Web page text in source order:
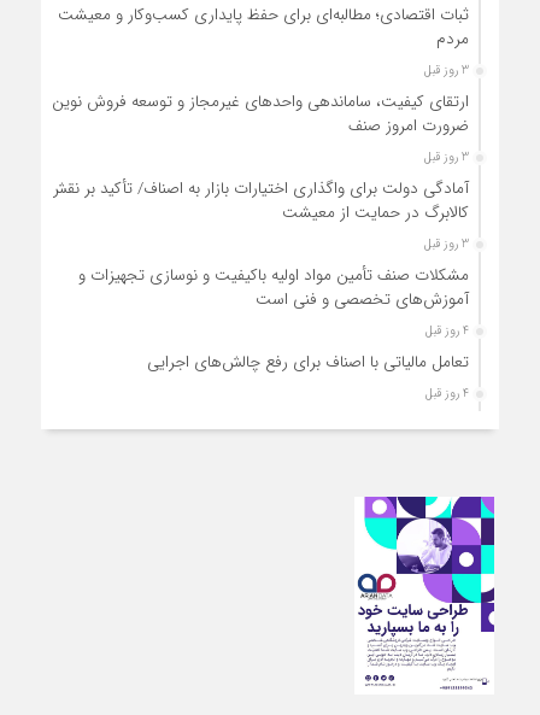
ثبات اقتصادی؛ مطالبه‌ای برای حفظ پایداری کسب‌وکار و معیشت
مردم
3 روز قبل
ارتقای کیفیت، ساماندهی واحدهای غیرمجاز و توسعه فروش نوین،
ضرورت امروز صنف
3 روز قبل
آمادگی دولت برای واگذاری اختیارات بازار به اصناف/ تأکید بر نقش
کالابرگ در حمایت از معیشت
3 روز قبل
مشکلات صنف تأمین مواد اولیه باکیفیت و نوسازی تجهیزات و
آموزش‌های تخصصی و فنی است
4 روز قبل
تعامل مالیاتی با اصناف برای رفع چالش‌های اجرایی
4 روز قبل
توجه به دغدغه های اصناف، کلید حل مشکلات اقتصادی کشور
واحدهای مجاز انجام شود